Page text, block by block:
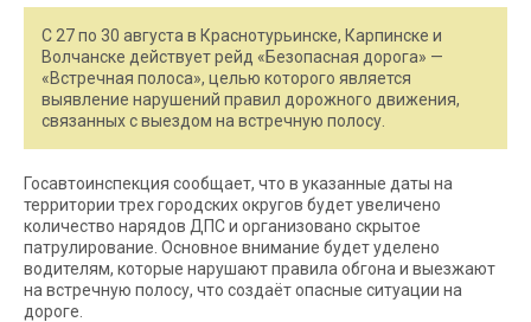
С 27 по 30 августа в Краснотурьинске, Карпинске и
Волчанске действует рейд «Безопасная дорога» —
«Встречная полоса», целью которого является
выявление нарушений правил дорожного движения,
связанных с выездом на встречную полосу.
Госавтоинспекция сообщает, что в указанные даты на
территории трех городских округов будет увеличено
количество нарядов ДПС и организовано скрытое
патрулирование. Основное внимание будет уделено
водителям, которые нарушают правила обгона и выезжают
на встречную полосу, что создаёт опасные ситуации на
дороге.